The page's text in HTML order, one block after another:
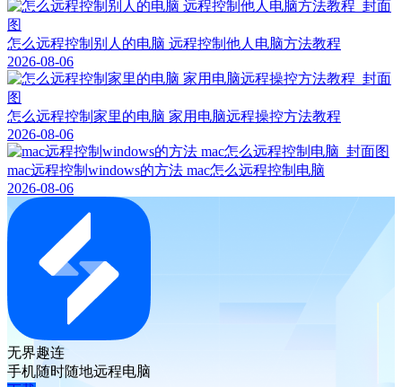
怎么远程控制别人的电脑 远程控制他人电脑方法教程
2026-08-06
怎么远程控制家里的电脑 家用电脑远程操控方法教程
2026-08-06
mac远程控制windows的方法 mac怎么远程控制电脑
2026-08-06
无界趣连
手机随时随地远程电脑